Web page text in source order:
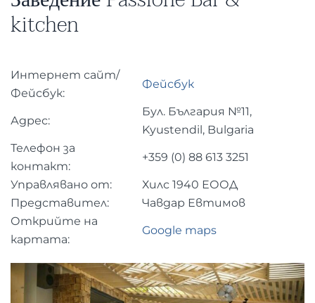
kitchen
Интернет сайт/
Фейсбук:
Фейсбук
Адрес:
Бул. България №11,
Kyustendil, Bulgaria
Телефон за
контакт:
+359 (0) 88 613 3251
Управлявано от:
Хилс 1940 ЕООД
Представител:
Чавдар Евтимов
Открийте на
картата:
Google maps